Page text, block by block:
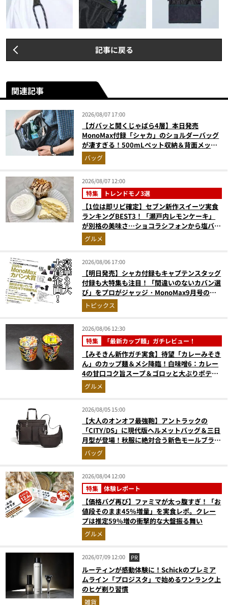
記事に戻る
関連記事
2026/08/07 17:00
【ガバッと開くじゃばら4層】本日発売
MonoMax付録「シャカ」のショルダーバッグ
が凄すぎる！500mLペット収納＆背面メッシ
ュでベタつかない
バッグ
2026/08/07 12:00
特集 トレンドモノ3選
【1位は即リピ確定】セブン新作スイーツ実食
ランキングBEST3！「瀬戸内レモンケーキ」
が別格の美味さ…ショコラシフォンから塩バニ
ラプリンまで本気レビュー
グルメ
2026/08/06 17:00
【明日発売】シャカ付録もキャプテンスタッグ
付録も大特集も注目！「間違いのないカバン選
び」をプロがジャッジ・MonoMax9月号の目
次を公開
トピックス
2026/08/06 12:30
特集 「最新カップ麺」ガチレビュー！
【みそきん新作ガチ実食】待望「カレーみそき
ん」のカップ麺＆メシ降臨！白味噌6：カレー
4の甘口コク旨スープ＆ゴロッと大ぶりポテト
に歓喜
グルメ
2026/08/05 15:00
【大人のオンオフ最強鞄】アントラックの
「CITY/DS」に現代版ヘルメットバッグ＆三日
月型が登場！秋服に絶対合う新色モールブラウ
ンが傑作
バッグ
2026/08/04 12:00
特集 体験レポート
【価格バグ再び】ファミマが太っ腹すぎ！「お
値段そのまま45%増量」を実食レポ。クレー
プは推定59%増の衝撃的な大盤振る舞い
グルメ
2026/07/09 12:00 PR
ルーティンが感動体験に！Schickのプレミア
ムライン「プロジスタ」で始めるワンランク上
のヒゲ剃り習慣
雑貨